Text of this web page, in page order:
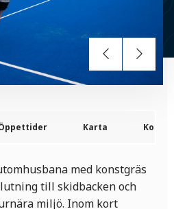
Karta
med konstgräs
till skidbacken och
miljö. Inom kort